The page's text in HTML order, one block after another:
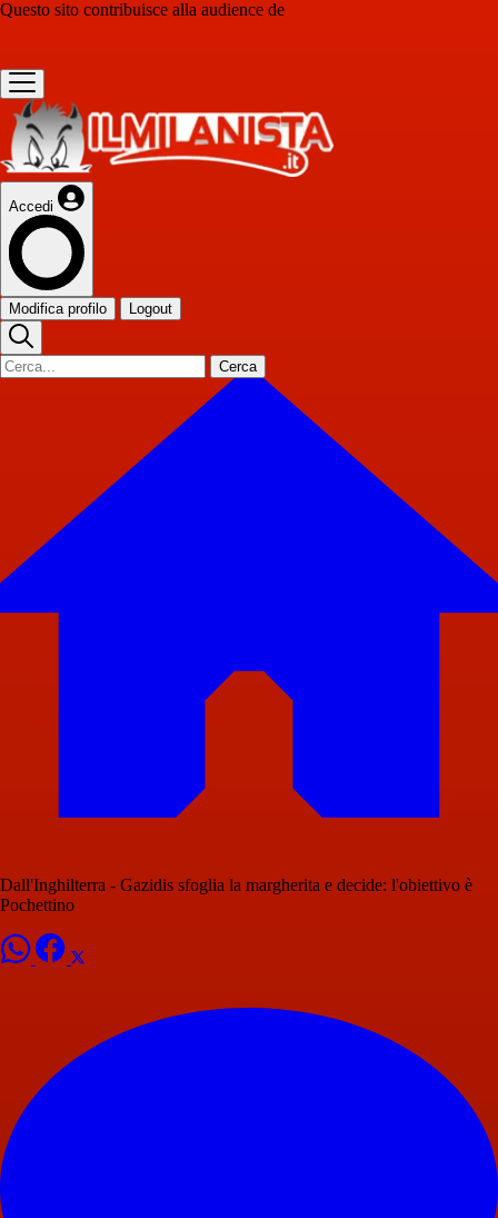
Questo sito contribuisce alla audience de
Accedi
Modifica profilo Logout
Cerca
Dall'Inghilterra - Gazidis sfoglia la margherita e decide: l'obiettivo è
Pochettino